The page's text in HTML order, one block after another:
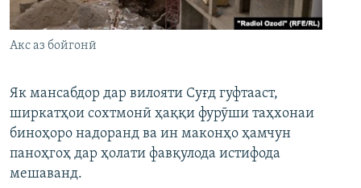
Акс аз бойгонӣ
Як мансабдор дар вилояти Суғд гуфтааст,
ширкатҳои сохтмонӣ ҳаққи фурӯши таҳхонаи
биноҳоро надоранд ва ин маконҳо ҳамчун
паноҳгоҳ дар ҳолати фавқулода истифода
мешаванд.